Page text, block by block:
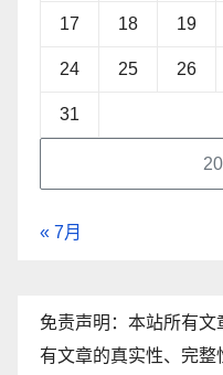
17 18 19
24 25 26
31
« 7月
免责声明：本站所有
有文章的真实性、完